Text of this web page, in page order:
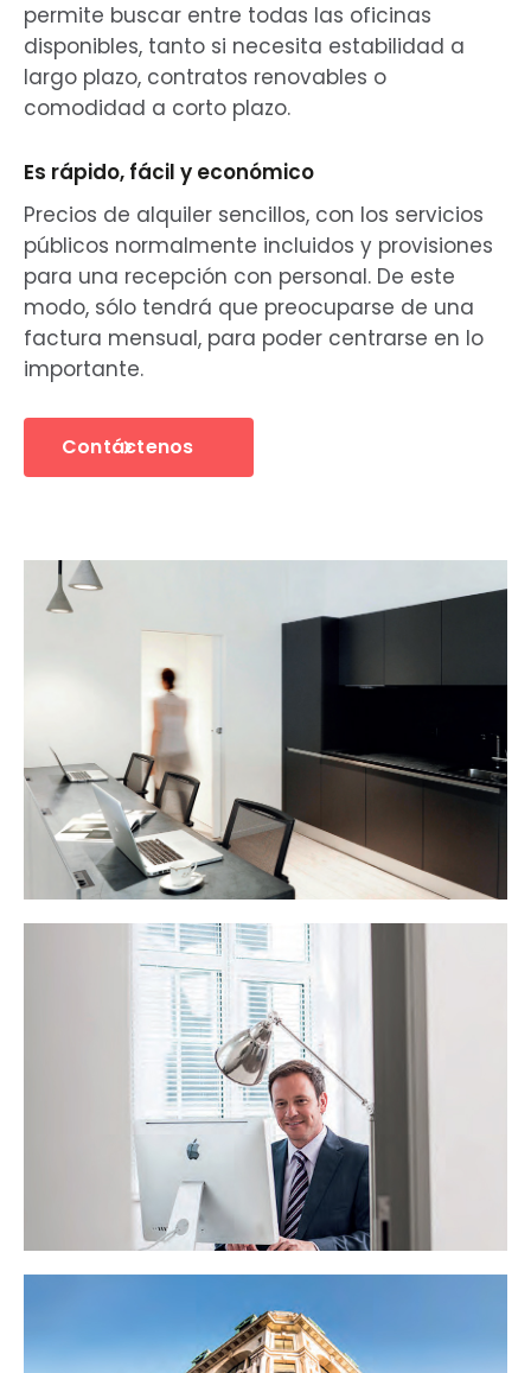
permite buscar entre todas las oficinas
disponibles, tanto si necesita estabilidad a
largo plazo, contratos renovables o
comodidad a corto plazo.
Es rápido, fácil y económico
Precios de alquiler sencillos, con los servicios
públicos normalmente incluidos y provisiones
para una recepción con personal. De este
modo, sólo tendrá que preocuparse de una
factura mensual, para poder centrarse en lo
importante.
Contáctenos